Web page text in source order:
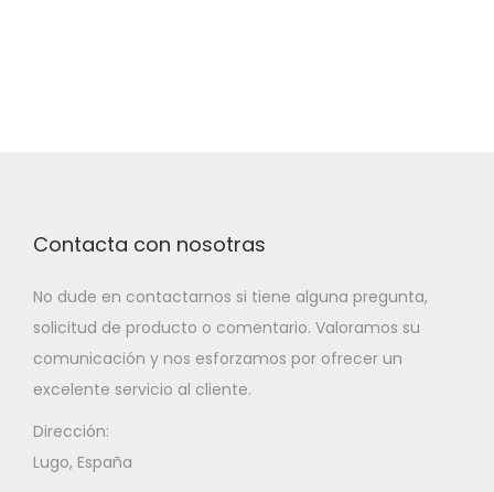
Contacta con nosotras
No dude en contactarnos si tiene alguna pregunta,
solicitud de producto o comentario. Valoramos su
comunicación y nos esforzamos por ofrecer un
excelente servicio al cliente.
Dirección:
Lugo, España